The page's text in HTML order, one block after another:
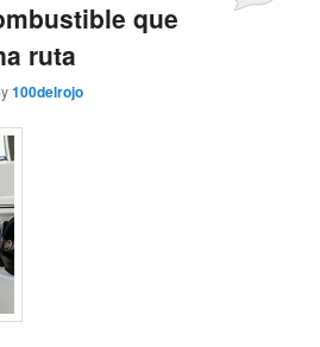
que
ruta
100delrojo